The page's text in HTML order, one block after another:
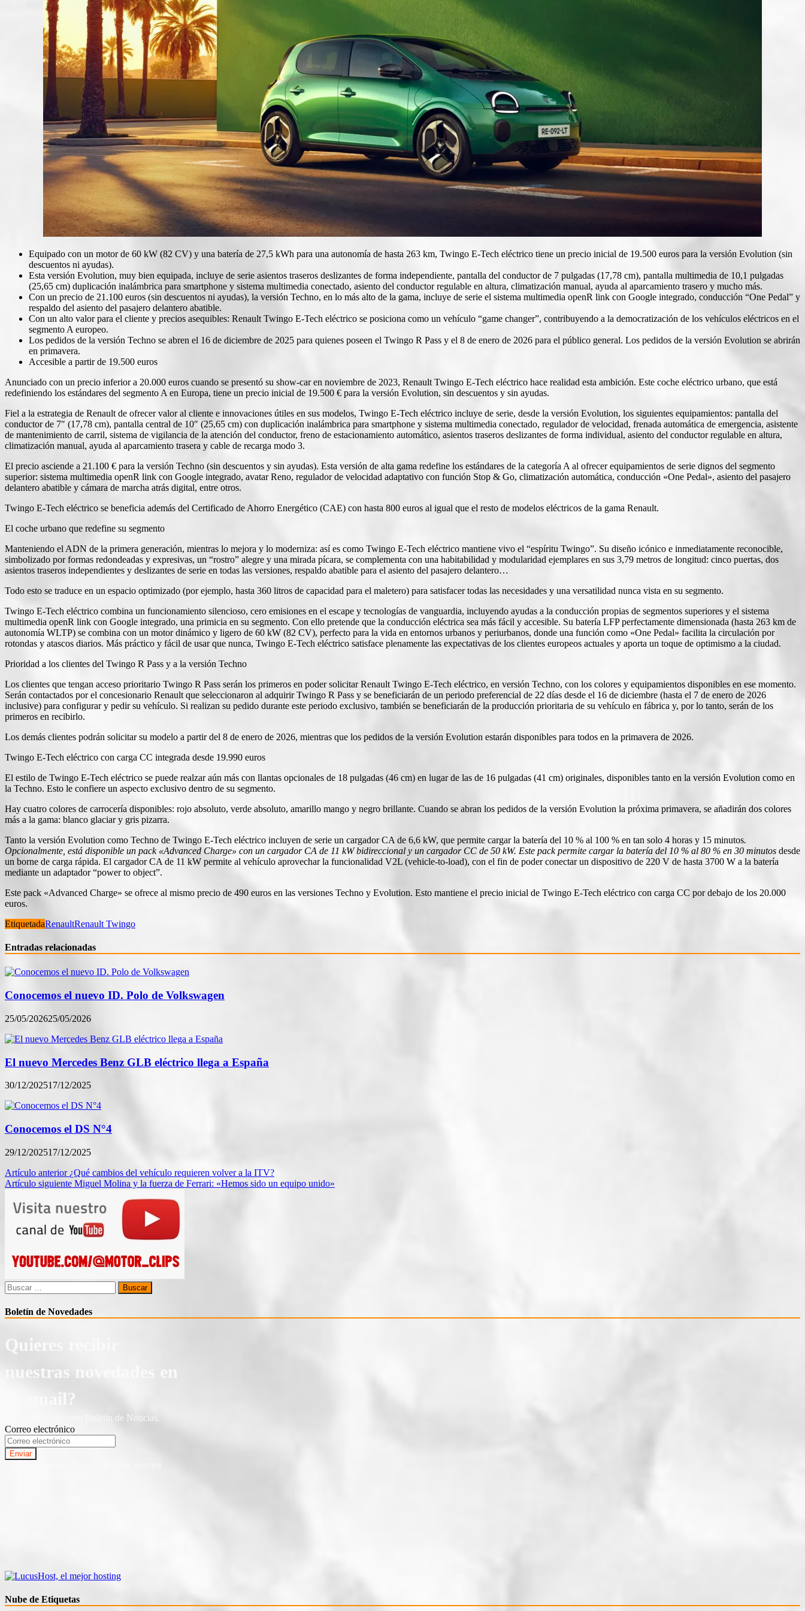
Equipado con un motor de 60 kW (82 CV) y una batería de 27,5 kWh para una autonomía de hasta 263 km, Twingo E-Tech eléctrico tiene un precio inicial de 19.500 euros para la versión Evolution (sin
descuentos ni ayudas).
Esta versión Evolution, muy bien equipada, incluye de serie asientos traseros deslizantes de forma independiente, pantalla del conductor de 7 pulgadas (17,78 cm), pantalla multimedia de 10,1 pulgadas
(25,65 cm) duplicación inalámbrica para smartphone y sistema multimedia conectado, asiento del conductor regulable en altura, climatización manual, ayuda al aparcamiento trasero y mucho más.
Con un precio de 21.100 euros (sin descuentos ni ayudas), la versión Techno, en lo más alto de la gama, incluye de serie el sistema multimedia openR link con Google integrado, conducción “One Pedal” y
respaldo del asiento del pasajero delantero abatible.
Con un alto valor para el cliente y precios asequibles: Renault Twingo E-Tech eléctrico se posiciona como un vehículo “game changer”, contribuyendo a la democratización de los vehículos eléctricos en el
segmento A europeo.
Los pedidos de la versión Techno se abren el 16 de diciembre de 2025 para quienes poseen el Twingo R Pass y el 8 de enero de 2026 para el público general. Los pedidos de la versión Evolution se abrirán
en primavera.
Accesible a partir de 19.500 euros
Anunciado con un precio inferior a 20.000 euros cuando se presentó su show-car en noviembre de 2023, Renault Twingo E-Tech eléctrico hace realidad esta ambición. Este coche eléctrico urbano, que está
redefiniendo los estándares del segmento A en Europa, tiene un precio inicial de 19.500 € para la versión Evolution, sin descuentos y sin ayudas.
Fiel a la estrategia de Renault de ofrecer valor al cliente e innovaciones útiles en sus modelos, Twingo E-Tech eléctrico incluye de serie, desde la versión Evolution, los siguientes equipamientos: pantalla del
conductor de 7″ (17,78 cm), pantalla central de 10″ (25,65 cm) con duplicación inalámbrica para smartphone y sistema multimedia conectado, regulador de velocidad, frenada automática de emergencia, asistente
de mantenimiento de carril, sistema de vigilancia de la atención del conductor, freno de estacionamiento automático, asientos traseros deslizantes de forma individual, asiento del conductor regulable en altura,
climatización manual, ayuda al aparcamiento trasera y cable de recarga modo 3.
El precio asciende a 21.100 € para la versión Techno (sin descuentos y sin ayudas). Esta versión de alta gama redefine los estándares de la categoría A al ofrecer equipamientos de serie dignos del segmento
superior: sistema multimedia openR link con Google integrado, avatar Reno, regulador de velocidad adaptativo con función Stop & Go, climatización automática, conducción «One Pedal», asiento del pasajero
delantero abatible y cámara de marcha atrás digital, entre otros.
Twingo E-Tech eléctrico se beneficia además del Certificado de Ahorro Energético (CAE) con hasta 800 euros al igual que el resto de modelos eléctricos de la gama Renault.
El coche urbano que redefine su segmento
Manteniendo el ADN de la primera generación, mientras lo mejora y lo moderniza: así es como Twingo E-Tech eléctrico mantiene vivo el “espíritu Twingo”. Su diseño icónico e inmediatamente reconocible,
simbolizado por formas redondeadas y expresivas, un “rostro” alegre y una mirada pícara, se complementa con una habitabilidad y modularidad ejemplares en sus 3,79 metros de longitud: cinco puertas, dos
asientos traseros independientes y deslizantes de serie en todas las versiones, respaldo abatible para el asiento del pasajero delantero…
Todo esto se traduce en un espacio optimizado (por ejemplo, hasta 360 litros de capacidad para el maletero) para satisfacer todas las necesidades y una versatilidad nunca vista en su segmento.
Twingo E-Tech eléctrico combina un funcionamiento silencioso, cero emisiones en el escape y tecnologías de vanguardia, incluyendo ayudas a la conducción propias de segmentos superiores y el sistema
multimedia openR link con Google integrado, una primicia en su segmento. Con ello pretende que la conducción eléctrica sea más fácil y accesible. Su batería LFP perfectamente dimensionada (hasta 263 km de
autonomía WLTP) se combina con un motor dinámico y ligero de 60 kW (82 CV), perfecto para la vida en entornos urbanos y periurbanos, donde una función como «One Pedal» facilita la circulación por
rotondas y atascos diarios. Más práctico y fácil de usar que nunca, Twingo E-Tech eléctrico satisface plenamente las expectativas de los clientes europeos actuales y aporta un toque de optimismo a la ciudad.
Prioridad a los clientes del Twingo R Pass y a la versión Techno
Los clientes que tengan acceso prioritario Twingo R Pass serán los primeros en poder solicitar Renault Twingo E-Tech eléctrico, en versión Techno, con los colores y equipamientos disponibles en ese momento.
Serán contactados por el concesionario Renault que seleccionaron al adquirir Twingo R Pass y se beneficiarán de un periodo preferencial de 22 días desde el 16 de diciembre (hasta el 7 de enero de 2026
inclusive) para configurar y pedir su vehículo. Si realizan su pedido durante este periodo exclusivo, también se beneficiarán de la producción prioritaria de su vehículo en fábrica y, por lo tanto, serán de los
primeros en recibirlo.
Los demás clientes podrán solicitar su modelo a partir del 8 de enero de 2026, mientras que los pedidos de la versión Evolution estarán disponibles para todos en la primavera de 2026.
Twingo E-Tech eléctrico con carga CC integrada desde 19.990 euros
El estilo de Twingo E-Tech eléctrico se puede realzar aún más con llantas opcionales de 18 pulgadas (46 cm) en lugar de las de 16 pulgadas (41 cm) originales, disponibles tanto en la versión Evolution como en
la Techno. Esto le confiere un aspecto exclusivo dentro de su segmento.
Hay cuatro colores de carrocería disponibles: rojo absoluto, verde absoluto, amarillo mango y negro brillante. Cuando se abran los pedidos de la versión Evolution la próxima primavera, se añadirán dos colores
más a la gama: blanco glaciar y gris pizarra.
Tanto la versión Evolution como Techno de Twingo E-Tech eléctrico incluyen de serie un cargador CA de 6,6 kW, que permite cargar la batería del 10 % al 100 % en tan solo 4 horas y 15 minutos.
Opcionalmente, está disponible un pack «Advanced Charge» con un cargador CA de 11 kW bidireccional y un cargador CC de 50 kW. Este pack permite cargar la batería del 10 % al 80 % en 30 minutos desde
un borne de carga rápida. El cargador CA de 11 kW permite al vehículo aprovechar la funcionalidad V2L (vehicle-to-load), con el fin de poder conectar un dispositivo de 220 V de hasta 3700 W a la batería
mediante un adaptador “power to object”.
Este pack «Advanced Charge» se ofrece al mismo precio de 490 euros en las versiones Techno y Evolution. Esto mantiene el precio inicial de Twingo E-Tech eléctrico con carga CC por debajo de los 20.000
euros.
EtiquetadaRenaultRenault Twingo
Entradas relacionadas
Conocemos el nuevo ID. Polo de Volkswagen
25/05/202625/05/2026
El nuevo Mercedes Benz GLB eléctrico llega a España
30/12/202517/12/2025
Conocemos el DS N°4
29/12/202517/12/2025
Navegación
de
entradas
Artículo anterior ¿Qué cambios del vehículo requieren volver a la ITV?
Artículo siguiente Miguel Molina y la fuerza de Ferrari: «Hemos sido un equipo unido»
Buscar:
Boletín de Novedades
Quieres recibir
nuestras novedades en
tu email?
Inscríbete en nuestro Boletín de Noticias.
Correo electrónico
Nube de Etiquetas